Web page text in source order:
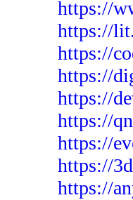
https://
https://
https://
https://
https://
https://
https://
https://
https://